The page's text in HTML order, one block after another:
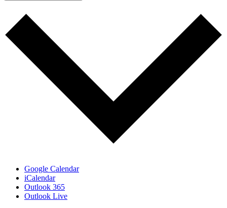
Google Calendar
iCalendar
Outlook 365
Outlook Live